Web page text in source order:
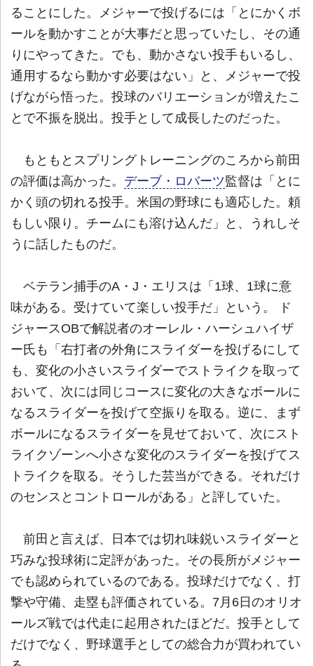
ることにした。メジャーで投げるには「とにかくボ
ールを動かすことが大事だと思っていたし、その通
りにやってきた。でも、動かさない投手もいるし、
通用するなら動かす必要はない」と、メジャーで投
げながら悟った。投球のバリエーションが増えたこ
とで不振を脱出。投手として成長したのだった。
もともとスプリングトレーニングのころから前田
の評価は高かった。 デーブ・ロバーツ監督は「とに
かく頭の切れる投手。米国の野球にも適応した。頼
もしい限り。チームにも溶け込んだ」と、うれしそ
うに話したものだ。
ベテラン捕手のA・J・エリスは「1球、1球に意
味がある。受けていて楽しい投手だ」という。 ド
ジャースOBで解説者のオーレル・ハーシュハイザ
ー氏も「右打者の外角にスライダーを投げるにして
も、変化の小さいスライダーでストライクを取って
おいて、次には同じコースに変化の大きなボールに
なるスライダーを投げて空振りを取る。逆に、まず
ボールになるスライダーを見せておいて、次にスト
ライクゾーンへ小さな変化のスライダーを投げてス
トライクを取る。そうした芸当ができる。それだけ
のセンスとコントロールがある」と評していた。
前田と言えば、日本では切れ味鋭いスライダーと
巧みな投球術に定評があった。その長所がメジャー
でも認められているのである。投球だけでなく、打
撃や守備、走塁も評価されている。7月6日のオリオ
ールズ戦では代走に起用されたほどだ。投手として
だけでなく、野球選手としての総合力が買われてい